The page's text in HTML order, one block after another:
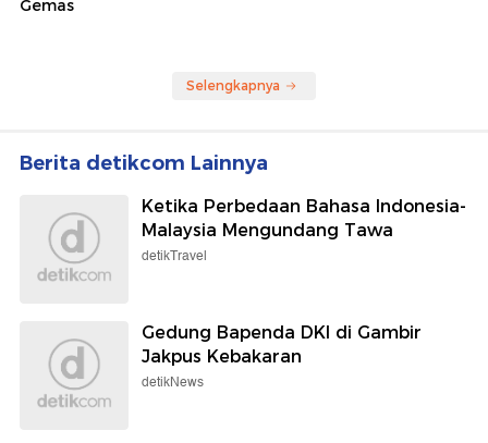
Gemas
Selengkapnya
Berita detikcom Lainnya
Ketika Perbedaan Bahasa Indonesia-
Malaysia Mengundang Tawa
detikTravel
Gedung Bapenda DKI di Gambir
Jakpus Kebakaran
detikNews